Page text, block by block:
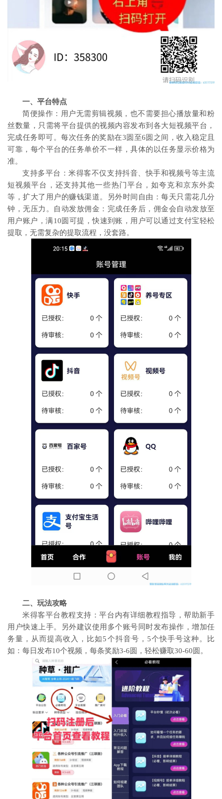
一、平台特点
简便操作：用户无需剪辑视频，也不需要担心播放量和粉
丝数量，只需将平台提供的视频内容发布到各大短视频平台，
完成任务即可。每次任务的奖励在3圆至6圆之间，收入稳定且
可靠，每个平台的任务单价不一样，具体的以任务显示价格为
准。
支持多平台：米得客不仅支持抖音、快手和视频号等主流
短视频平台，还支持其他一些热门平台，如夸克和京东外卖
等，扩大了用户的赚钱渠道。另外时间自由：每天只需花几分
钟，无压力。自动发放佣金：完成任务后，佣金会自动发放至
用户账户，满10圆可提，快速到账，用户可以通过支付宝轻松
提取，无需复杂的提取流程，没套路。
二、玩法攻略
米得客平台教程支持：平台内有详细教程指导，帮助新手
用户快速上手。另外建议使用多个账号同时发布操作，增加任
务量，从而提高收入，比如5个抖音号，5个快手号这种。比
如：每日发布10个视频，每条奖励3-6圆，轻松赚取30-60圆。